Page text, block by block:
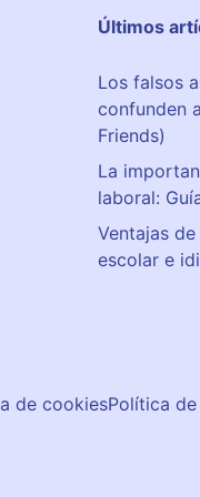
Últimos
Los falsos
confunden
Friends)
La
laboral:
Ventajas
escolar e
de cookiesPolítica